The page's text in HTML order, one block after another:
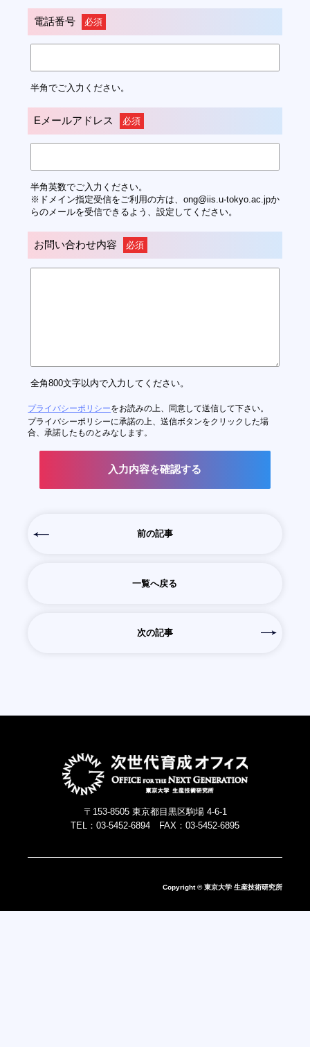
電話番号 必須
半角でご入力ください。
Eメールアドレス 必須
半角英数でご入力ください。
※ドメイン指定受信をご利用の方は、ong@iis.u-tokyo.ac.jpか
らのメールを受信できるよう、設定してください。
お問い合わせ内容 必須
全角800文字以内で入力してください。
プライバシーポリシーをお読みの上、同意して送信して下さい。
プライバシーポリシーに承諾の上、送信ボタンをクリックした場
合、承諾したものとみなします。
前の記事
一覧へ戻る
次の記事
〒153-8505 東京都目黒区駒場 4-6-1
TEL：03-5452-6894 FAX：03-5452-6895
Copyright © 東京大学 生産技術研究所